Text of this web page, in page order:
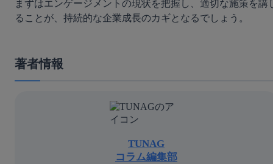
まずはエンゲージメントの現状を把握し、適切な施策を講
ることが、持続的な企業成長のカギとなるでしょう。
著者情報
TUNAG
コラム編集部